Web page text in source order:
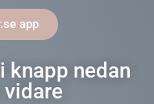
app
knapp nedan
vidare